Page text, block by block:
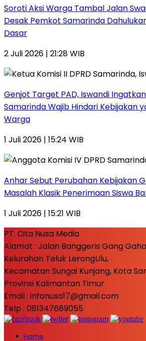
Soroti Aksi Warga Tambal Jalan
Desak Pemkot Samarinda
Dasar
2 Juli 2026 | 21:28 WIB
Genjot Target PAD, Iswandi
Samarinda Wajib Hindari Kebijakan
Warga
1 Juli 2026 | 15:24 WIB
Anhar Sebut Perubahan Kebijakan
Masalah Klasik Penerimaan Siswa
1 Juli 2026 | 15:21 WIB
PT. Cita Nusa Media
Alamat : Jalan Banggeris Gang
Kelurahan Teluk LerongUlu,
Kecamatan Sungai Kunjang, Kota
Provinsi Kalimantan Timur
Email : infonusa17@gmail.com
Telp : 081347689055
Home